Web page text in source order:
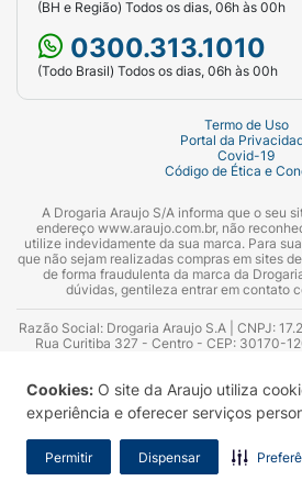
Cookies: O site da Araujo utiliza
experiência e oferecer serviços
Permitir Dispensar
tornozelo, decrescendo
altura da coxa. A garantia
graduada é o que favorece a
sanguínea, por isso, a
conceito seja aplicado
(BH e Região) Todos os dias, 06h às 00h
0300.313.1010
(Todo Brasil) Todos os dias, 06h às 00h
Termo de Uso
Portal da
Covid-19
Código de Ética e
A Drogaria Araujo S/A informa que o seu
endereço www.araujo.com.br, não
utilize indevidamente da sua marca. Para
que não sejam realizadas compras em sites
de forma fraudulenta da marca da
dúvidas, gentileza entrar em contato
Razão Social: Drogaria Araujo S.A | CNPJ:
Rua Curitiba 327 - Centro - CEP: 30170-
Azevedo Guimarães – CRF 10.965 | Yasmin
Consultor substituto: Thiago Aguiar
Sanitário: 2025020713 | Autorização de